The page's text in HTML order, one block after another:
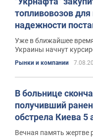
топливовозов
надежности
Уже в ближайшее
Украины начнут
новых
Рынки и компании
В больнице
получивший
обстрела Киева 5
Вечная память жертве